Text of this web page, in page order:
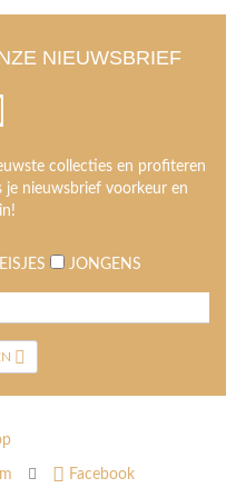
NIEUWSBRIEF
collecties en profiteren
je nieuwsbrief voorkeur en
JONGENS
Facebook